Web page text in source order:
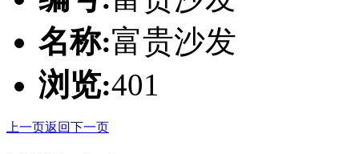
名称:富贵沙发
浏览:401
上一页返回下一页